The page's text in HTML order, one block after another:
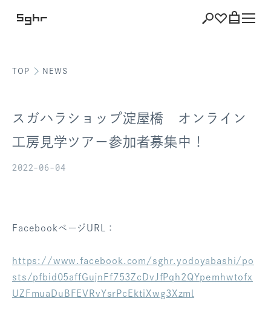
ショッピング バッグを見る
お気に入り
ログアウト
TOP NEWS
スガハラショップ淀屋橋 オンライン
工房見学ツアー参加者募集中！
2022-06-04
FacebookページURL：
https://www.facebook.com/sghr.yodoyabashi/po
sts/pfbid05affGujnFf753ZcDvJfPqh2QYpemhwtofx
UZFmuaDuBFEVRvYsrPcEktiXwg3Xzml